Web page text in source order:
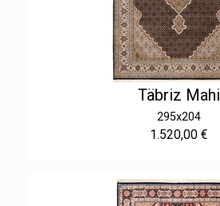
Täbriz Mahi
295x204
1.520,00 €